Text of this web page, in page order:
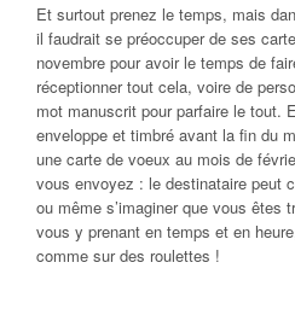
Et surtout prenez le temps, mais
il faudrait se préoccuper de ses
novembre pour avoir le temps de
réceptionner tout cela, voire de
mot manuscrit pour parfaire le tout.
enveloppe et timbré avant la fin du
une carte de voeux au mois de
vous envoyez : le destinataire peut
ou même s’imaginer que vous êtes
vous y prenant en temps et en
comme sur des roulettes !